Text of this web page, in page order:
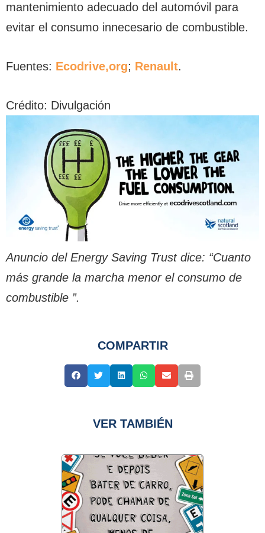
mantenimiento adecuado del automóvil para
evitar el consumo innecesario de combustible.
Fuentes: Ecodrive,org; Renault.
Crédito: Divulgación
Anuncio del Energy Saving Trust dice: “Cuanto
más grande la marcha menor el consumo de
combustible ”.
COMPARTIR
VER TAMBIÉN